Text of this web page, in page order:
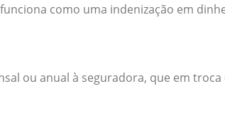
funciona como uma indenização em
ou anual à seguradora, que em